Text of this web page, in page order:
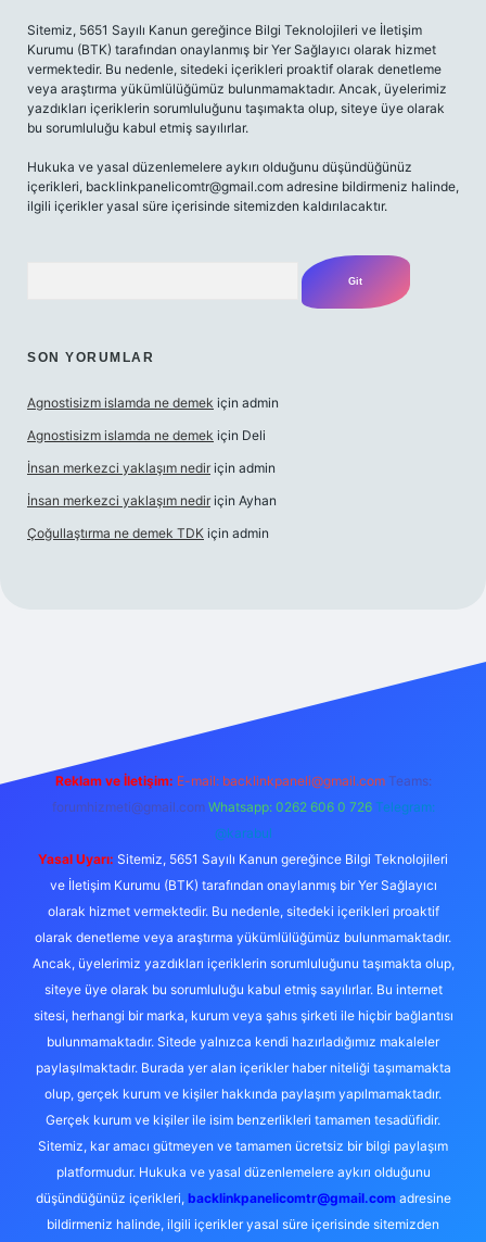
Sitemiz, 5651 Sayılı Kanun gereğince Bilgi Teknolojileri ve İletişim
Kurumu (BTK) tarafından onaylanmış bir Yer Sağlayıcı olarak hizmet
vermektedir. Bu nedenle, sitedeki içerikleri proaktif olarak denetleme
veya araştırma yükümlülüğümüz bulunmamaktadır. Ancak, üyelerimiz
yazdıkları içeriklerin sorumluluğunu taşımakta olup, siteye üye olarak
bu sorumluluğu kabul etmiş sayılırlar.
Hukuka ve yasal düzenlemelere aykırı olduğunu düşündüğünüz
içerikleri, backlinkpanelicomtr@gmail.com adresine bildirmeniz halinde,
ilgili içerikler yasal süre içerisinde sitemizden kaldırılacaktır.
SON YORUMLAR
Agnostisizm islamda ne demek için admin
Agnostisizm islamda ne demek için Deli
İnsan merkezci yaklaşım nedir için admin
İnsan merkezci yaklaşım nedir için Ayhan
Çoğullaştırma ne demek TDK için admin
betexper güncel adres
Reklam ve İletişim: E-mail: backlinkpaneli@gmail.com Teams:
forumhizmeti@gmail.com Whatsapp: 0262 606 0 726 Telegram:
@karabul
Yasal Uyarı: Sitemiz, 5651 Sayılı Kanun gereğince Bilgi Teknolojileri
ve İletişim Kurumu (BTK) tarafından onaylanmış bir Yer Sağlayıcı
olarak hizmet vermektedir. Bu nedenle, sitedeki içerikleri proaktif
olarak denetleme veya araştırma yükümlülüğümüz bulunmamaktadır.
Ancak, üyelerimiz yazdıkları içeriklerin sorumluluğunu taşımakta olup,
siteye üye olarak bu sorumluluğu kabul etmiş sayılırlar. Bu internet
sitesi, herhangi bir marka, kurum veya şahıs şirketi ile hiçbir bağlantısı
bulunmamaktadır. Sitede yalnızca kendi hazırladığımız makaleler
paylaşılmaktadır. Burada yer alan içerikler haber niteliği taşımamakta
olup, gerçek kurum ve kişiler hakkında paylaşım yapılmamaktadır.
Gerçek kurum ve kişiler ile isim benzerlikleri tamamen tesadüfidir.
Sitemiz, kar amacı gütmeyen ve tamamen ücretsiz bir bilgi paylaşım
platformudur. Hukuka ve yasal düzenlemelere aykırı olduğunu
düşündüğünüz içerikleri, backlinkpanelicomtr@gmail.comadresine
bildirmeniz halinde, ilgili içerikler yasal süre içerisinde sitemizden